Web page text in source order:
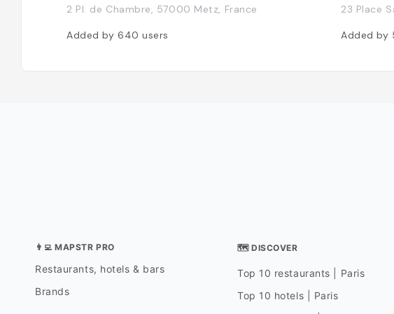
2 Pl. de Chambre, 57000 Metz, France
Added by 640users
23 Place
Added by
👨‍💻 MAPSTR PRO
Restaurants, hotels & bars
Brands
🗺 DISCOVER
Top 10 restaurants | Paris
Top 10 hotels | Paris